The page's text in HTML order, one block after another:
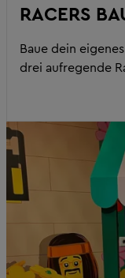
RACERS
Baue dein
drei aufregende